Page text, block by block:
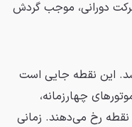
دورانی، موجب گردش
این نقطه جایی است
چهارزمانه،
نقطه رخ می‌دهند. زمانی